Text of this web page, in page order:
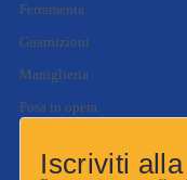
Ferramenta
Guarnizioni
Maniglieria
Posa in opera
Iscriviti